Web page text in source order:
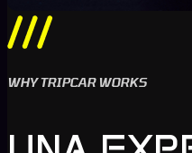
WHY TRIPCAR WORKS